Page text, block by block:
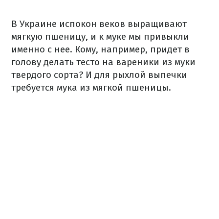
В Украине испокон веков выращивают
мягкую пшеницу, и к муке мы привыкли
именно с нее. Кому, например, придет в
голову делать тесто на вареники из муки
твердого сорта? И для рыхлой выпечки
требуется мука из мягкой пшеницы.